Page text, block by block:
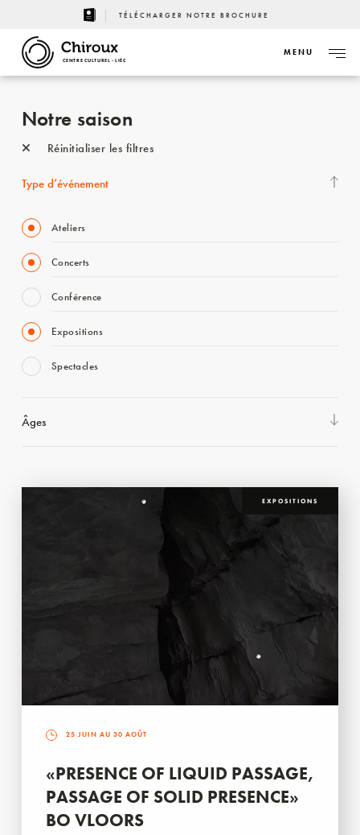
TÉLÉCHARGER NOTRE BROCHURE
CENTRE CULTUREL - LIÈGE
MENU
Notre saison
Réinitialiser les filtres
Type d’événement
Ateliers
Concerts
Conférence
Expositions
Spectacles
Âges
EXPOSITIONS
25 JUIN AU 30 AOÛT
«PRESENCE OF LIQUID PASSAGE,
PASSAGE OF SOLID PRESENCE»
BO VLOORS